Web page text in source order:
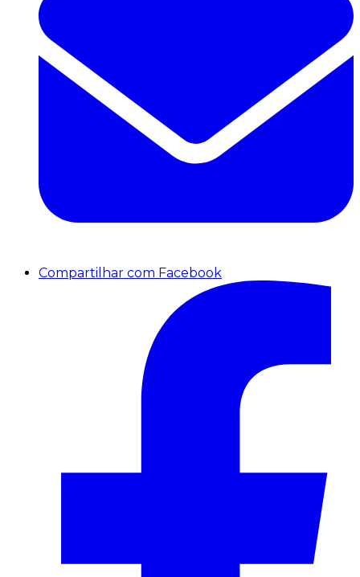
Compartilhar com Facebook